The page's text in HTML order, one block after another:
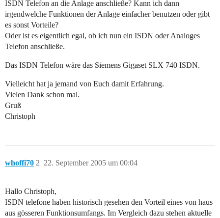
ISDN Telefon an die Anlage anschließe? Kann ich dann
irgendwelche Funktionen der Anlage einfacher benutzen oder gibt
es sonst Vorteile?
Oder ist es eigentlich egal, ob ich nun ein ISDN oder Analoges
Telefon anschließe.
Das ISDN Telefon wäre das Siemens Gigaset SLX 740 ISDN.
Vielleicht hat ja jemand von Euch damit Erfahrung.
Vielen Dank schon mal.
Gruß
Christoph
whoffi70 22. September 2005 um 00:04
2
Hallo Christoph,
ISDN telefone haben historisch gesehen den Vorteil eines von haus
aus gösseren Funktionsumfangs. Im Vergleich dazu stehen aktuelle